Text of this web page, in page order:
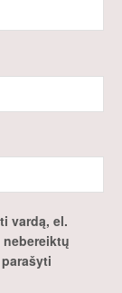
vardą, el.